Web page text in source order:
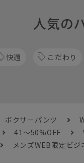
人気の
快適 こだわり
ボクサーパンツ
41～50%OFF
メンズWEB限定ビジ